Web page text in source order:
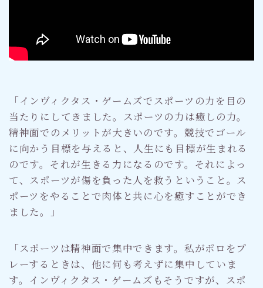
「インヴィクタス・ゲームズでスポーツの力を目の
当たりにしてきました。スポーツの力は癒しの力。
精神面でのメリットが大きいのです。競技でゴール
に向かう目標を与えると、人生にも目標が生まれる
のです。それが生きる力になるのです。それによっ
て、スポーツが傷を負った人を救うということ。ス
ポーツをやることで肉体と共に心を癒すことができ
ました。」
「スポーツは精神面で集中できます。私がポロをプ
レーするときは、他に何も考えずに集中していま
す。インヴィクタス・ゲームズもそうですが、スポ